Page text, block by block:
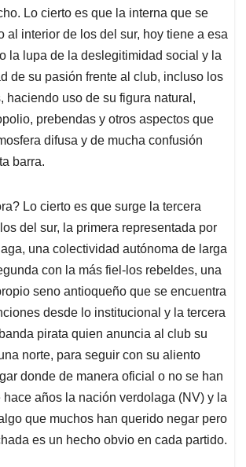
Lo cierto es que la interna que se
al interior de los del sur, hoy tiene a esa
la lupa de la deslegitimidad social y la
de su pasión frente al club, incluso los
haciendo uso de su figura natural,
prebendas y otros aspectos que
difusa y de mucha confusión
barra.
Lo cierto es que surge la tercera
del sur, la primera representada por
una colectividad autónoma de larga
con la más fiel-los rebeldes, una
seno antioqueño que se encuentra
desde lo institucional y la tercera
pirata quien anuncia al club su
norte, para seguir con su aliento
donde de manera oficial o no se han
años la nación verdolaga (NV) y la
que muchos han querido negar pero
es un hecho obvio en cada partido.